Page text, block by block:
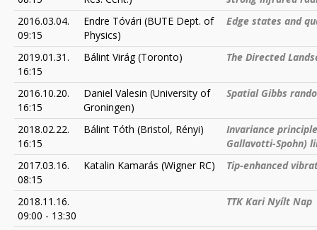
2016.03.04.
09:15
Endre Tóvári (BUTE Dept. of
Physics)
Edge states and
2019.01.31.
16:15
Bálint Virág (Toronto) The Directed
2016.10.20.
16:15
Daniel Valesin (University of
Groningen)
Spatial Gibbs
2018.02.22.
16:15
Bálint Tóth (Bristol, Rényi)
Invariance
Gallavotti-Spohn)
2017.03.16.
08:15
Katalin Kamarás (Wigner RC) Tip-enhanced
2018.11.16.
09:00 - 13:30
TTK Kari Nyílt Nap